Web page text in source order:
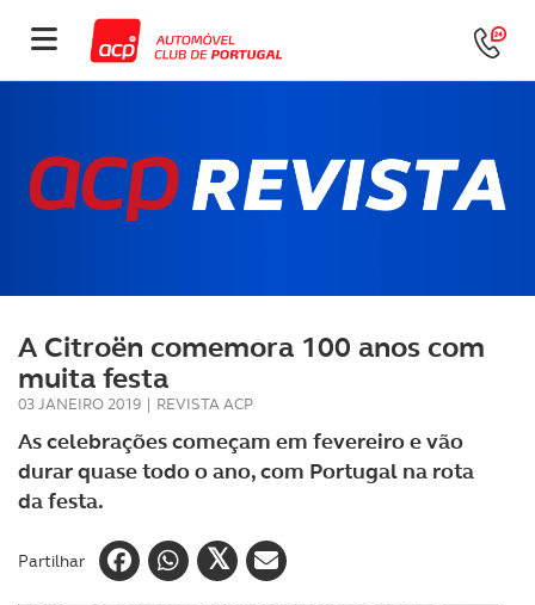
A Citroën comemora 100 anos com
muita festa
03 JANEIRO 2019 | REVISTA ACP
As celebrações começam em fevereiro e vão
durar quase todo o ano, com Portugal na rota
da festa.
Partilhar